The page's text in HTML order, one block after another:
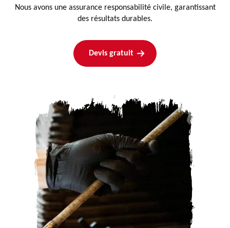
Nous avons une assurance responsabilité civile, garantissant
des résultats durables.
Devis gratuit